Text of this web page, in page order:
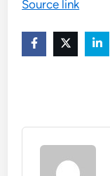
Source link